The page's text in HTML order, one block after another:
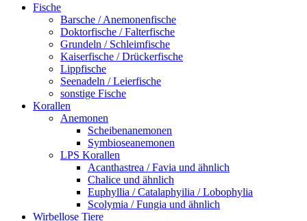
Fische
Barsche / Anemonenfische
Doktorfische / Falterfische
Grundeln / Schleimfische
Kaiserfische / Drückerfische
Lippfische
Seenadeln / Leierfische
sonstige Fische
Korallen
Anemonen
Scheibenanemonen
Symbioseanemonen
LPS Korallen
Acanthastrea / Favia und ähnlich
Chalice und ähnlich
Euphyllia / Catalaphyilia / Lobophylia
Scolymia / Fungia und ähnlich
Wirbellose Tiere